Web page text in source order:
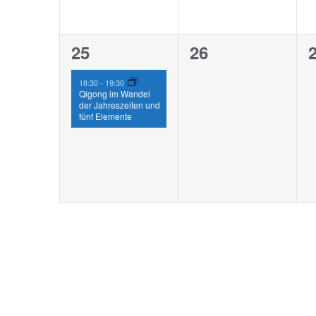
1
Veranstaltung,
25
18:30- 19:30
Qigong im Wandel
der Jahreszeiten und
fünf Elemente
0
26
0